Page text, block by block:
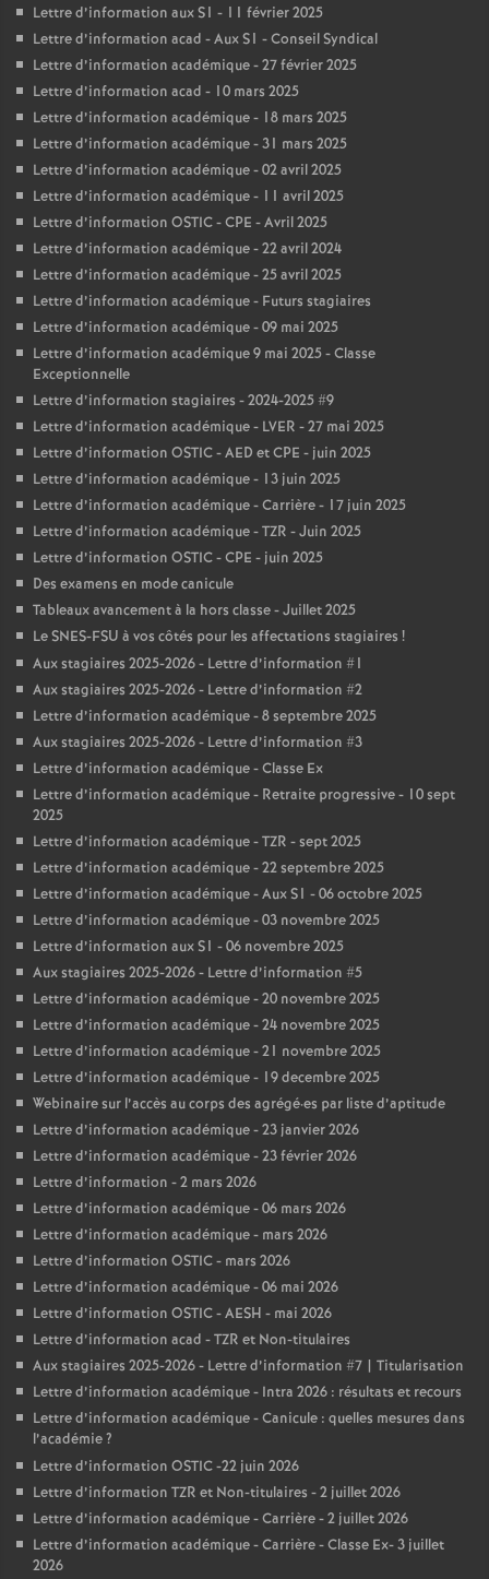
Lettre d’information aux S1 - 11 février 2025
Lettre d’information acad - Aux S1 - Conseil Syndical
Lettre d’information académique - 27 février 2025
Lettre d’information acad - 10 mars 2025
Lettre d’information académique - 18 mars 2025
Lettre d’information académique - 31 mars 2025
Lettre d’information académique - 02 avril 2025
Lettre d’information académique - 11 avril 2025
Lettre d’information OSTIC - CPE - Avril 2025
Lettre d’information académique - 22 avril 2024
Lettre d’information académique - 25 avril 2025
Lettre d’information académique - Futurs stagiaires
Lettre d’information académique - 09 mai 2025
Lettre d’information académique 9 mai 2025 - Classe
Exceptionnelle
Lettre d’information stagiaires - 2024-2025 #9
Lettre d’information académique - LVER - 27 mai 2025
Lettre d’information OSTIC - AED et CPE - juin 2025
Lettre d’information académique - 13 juin 2025
Lettre d’information académique - Carrière - 17 juin 2025
Lettre d’information académique - TZR - Juin 2025
Lettre d’information OSTIC - CPE - juin 2025
Des examens en mode canicule
Tableaux avancement à la hors classe - Juillet 2025
Le SNES-FSU à vos côtés pour les affectations stagiaires !
Aux stagiaires 2025-2026 - Lettre d’information #1
Aux stagiaires 2025-2026 - Lettre d’information #2
Lettre d’information académique - 8 septembre 2025
Aux stagiaires 2025-2026 - Lettre d’information #3
Lettre d’information académique - Classe Ex
Lettre d’information académique - Retraite progressive - 10 sept
2025
Lettre d’information académique - TZR - sept 2025
Lettre d’information académique - 22 septembre 2025
Lettre d’information académique - Aux S1 - 06 octobre 2025
Lettre d’information académique - 03 novembre 2025
Lettre d’information aux S1 - 06 novembre 2025
Aux stagiaires 2025-2026 - Lettre d’information #5
Lettre d’information académique - 20 novembre 2025
Lettre d’information académique - 24 novembre 2025
Lettre d’information académique - 21 novembre 2025
Lettre d’information académique - 19 decembre 2025
Webinaire sur l’accès au corps des agrégé·es par liste d’aptitude
Lettre d’information académique - 23 janvier 2026
Lettre d’information académique - 23 février 2026
Lettre d’information - 2 mars 2026
Lettre d’information académique - 06 mars 2026
Lettre d’information académique - mars 2026
Lettre d’information OSTIC - mars 2026
Lettre d’information académique - 06 mai 2026
Lettre d’information OSTIC - AESH - mai 2026
Lettre d’information acad - TZR et Non-titulaires
Aux stagiaires 2025-2026 - Lettre d’information #7 | Titularisation
Lettre d’information académique - Intra 2026 : résultats et recours
Lettre d’information académique - Canicule : quelles mesures dans
l’académie?
Lettre d’information OSTIC -22 juin 2026
Lettre d’information TZR et Non-titulaires - 2 juillet 2026
Lettre d’information académique - Carrière - 2 juillet 2026
Lettre d’information académique - Carrière - Classe Ex- 3 juillet
2026